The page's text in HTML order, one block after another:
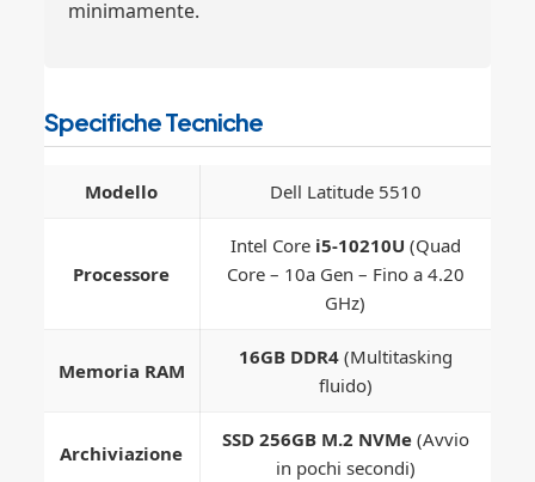
minimamente.
Specifiche Tecniche
Modello Dell Latitude 5510
Processore
Intel Core i5-10210U (Quad
Core – 10a Gen – Fino a 4.20
GHz)
Memoria RAM
16GB DDR4(Multitasking
fluido)
Archiviazione
SSD 256GB M.2 NVMe(Avvio
in pochi secondi)